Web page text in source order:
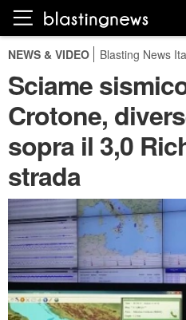
NEWS & VIDEO Blasting News
Sciame
Crotone,
sopra il 3,0
strada